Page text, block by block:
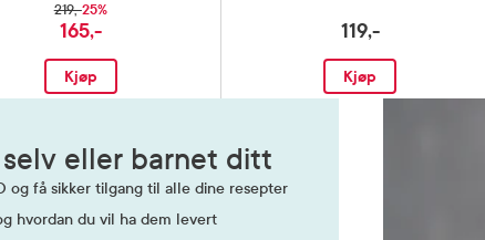
219,-25%
165,-
Kjøp
119,-
Kjøp
eller barnet ditt
og få sikker tilgang til alle dine resepter
hvordan du vil ha dem levert